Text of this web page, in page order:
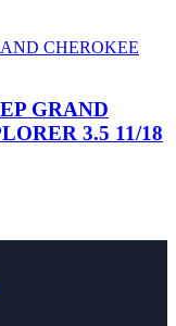
GRAND
3.5 11/18